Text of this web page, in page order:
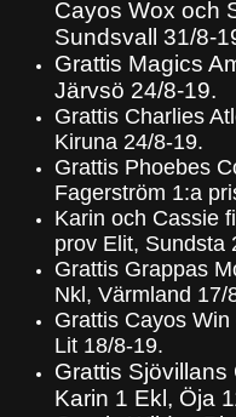
Cayos Wox och
Sundsvall 31/8-
Grattis Magics
Järvsö 24/8-19.
Grattis Charlies
Kiruna 24/8-19.
Grattis Phoebes
Fagerström 1:a
Karin och Cassie
prov Elit, Sundsta
Grattis Grappas
Nkl, Värmland 17/
Grattis Cayos
Lit 18/8-19.
Grattis Sjövillans
Karin 1 Ekl, Öja